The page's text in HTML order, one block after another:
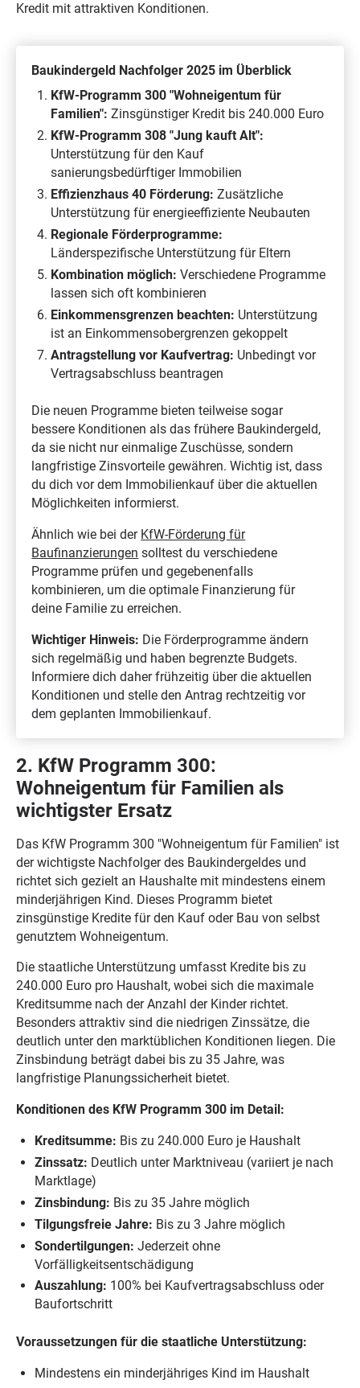
Kredit mit attraktiven Konditionen.
Baukindergeld Nachfolger 2025 im Überblick
KfW-Programm 300 "Wohneigentum für
Familien": Zinsgünstiger Kredit bis 240.000 Euro
KfW-Programm 308 "Jung kauft Alt":
Unterstützung für den Kauf
sanierungsbedürftiger Immobilien
Effizienzhaus 40 Förderung: Zusätzliche
Unterstützung für energieeffiziente Neubauten
Regionale Förderprogramme:
Länderspezifische Unterstützung für Eltern
Kombination möglich: Verschiedene Programme
lassen sich oft kombinieren
Einkommensgrenzen beachten: Unterstützung
ist an Einkommensobergrenzen gekoppelt
Antragstellung vor Kaufvertrag: Unbedingt vor
Vertragsabschluss beantragen
Die neuen Programme bieten teilweise sogar
bessere Konditionen als das frühere Baukindergeld,
da sie nicht nur einmalige Zuschüsse, sondern
langfristige Zinsvorteile gewähren. Wichtig ist, dass
du dich vor dem Immobilienkauf über die aktuellen
Möglichkeiten informierst.
Ähnlich wie bei der KfW-Förderung für
Baufinanzierungen solltest du verschiedene
Programme prüfen und gegebenenfalls
kombinieren, um die optimale Finanzierung für
deine Familie zu erreichen.
Wichtiger Hinweis: Die Förderprogramme ändern
sich regelmäßig und haben begrenzte Budgets.
Informiere dich daher frühzeitig über die aktuellen
Konditionen und stelle den Antrag rechtzeitig vor
dem geplanten Immobilienkauf.
2. KfW Programm 300:
Wohneigentum für Familien als
wichtigster Ersatz
Das KfW Programm 300 "Wohneigentum für Familien" ist
der wichtigste Nachfolger des Baukindergeldes und
richtet sich gezielt an Haushalte mit mindestens einem
minderjährigen Kind. Dieses Programm bietet
zinsgünstige Kredite für den Kauf oder Bau von selbst
genutztem Wohneigentum.
Die staatliche Unterstützung umfasst Kredite bis zu
240.000 Euro pro Haushalt, wobei sich die maximale
Kreditsumme nach der Anzahl der Kinder richtet.
Besonders attraktiv sind die niedrigen Zinssätze, die
deutlich unter den marktüblichen Konditionen liegen. Die
Zinsbindung beträgt dabei bis zu 35 Jahre, was
langfristige Planungssicherheit bietet.
Konditionen des KfW Programm 300 im Detail:
Kreditsumme: Bis zu 240.000 Euro je Haushalt
Zinssatz: Deutlich unter Marktniveau (variiert je nach
Marktlage)
Zinsbindung: Bis zu 35 Jahre möglich
Tilgungsfreie Jahre: Bis zu 3 Jahre möglich
Sondertilgungen: Jederzeit ohne
Vorfälligkeitsentschädigung
Auszahlung: 100% bei Kaufvertragsabschluss oder
Baufortschritt
Voraussetzungen für die staatliche Unterstützung:
Mindestens ein minderjähriges Kind im Haushalt